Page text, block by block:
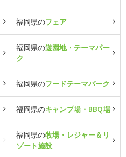
福岡県のフェア
福岡県の遊園地・テーマパー
ク
福岡県のフードテーマパーク
福岡県のキャンプ場・BBQ場
福岡県の牧場・レジャー＆リ
ゾート施設